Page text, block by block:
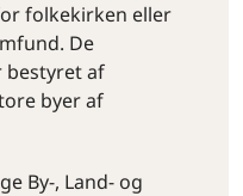
folkekirken eller
De
bestyret af
byer af
By-, Land- og